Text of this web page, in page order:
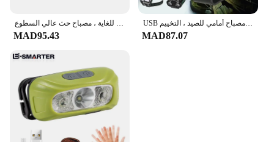
مصباح أمامي قابل لإعادة الشحن لصيد الأسماك ، مصباح يدوي طويل العمر للغاية ، مصباح حث عالي السطوع
MAD95.43
USB قابلة لإعادة الشحن الصمام مصباح يدوي الرأس ، غطاء كليب ضوء ، كوب كشافات ، بطارية مدمجة ، مصباح أمامي للصيد ، التخييم
MAD87.07